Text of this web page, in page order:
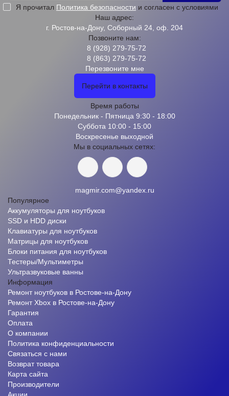
Я прочитал Политика безопасности и согласен с условиями
Наш адрес:
г. Ростов-на-Дону, Соборный 24, оф. 204
Позвоните нам:
8 (928) 279-75-72
8 (863) 279-75-72
Перезвоните мне
Перейти в контакты
Время работы
Понедельник - Пятница 9:30 - 18:00
Суббота 10:00 - 15:00
Воскресенье выходной
Мы в социальных сетях:
magmir.com@yandex.ru
Популярное
Аккумуляторы для ноутбуков
SSD и HDD диски
Клавиатуры для ноутбуков
Матрицы для ноутбуков
Блоки питания для ноутбуков
Тестеры/Мультиметры
Ультразвуковые ванны
Информация
Ремонт ноутбуков в Ростове-на-Дону
Ремонт Xbox в Ростове-на-Дону
Гарантия
Оплата
О компании
Политика конфиденциальности
Связаться с нами
Возврат товара
Карта сайта
Производители